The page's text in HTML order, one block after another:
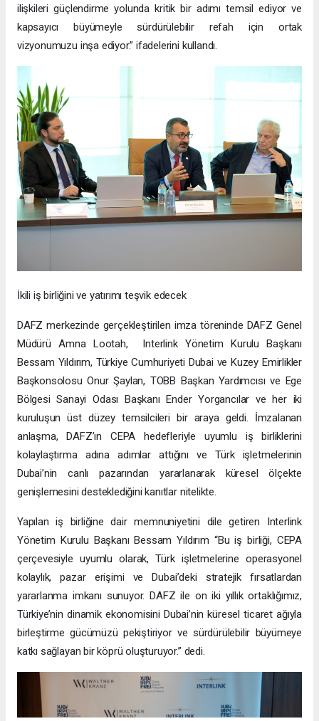
ilişkileri güçlendirme yolunda kritik bir adımı temsil ediyor ve
kapsayıcı büyümeyle sürdürülebilir refah için ortak
vizyonumuzu inşa ediyor.” ifadelerini kullandı.
İkili iş birliğini ve yatırımı teşvik edecek
DAFZ merkezinde gerçekleştirilen imza töreninde DAFZ Genel
Müdürü Amna Lootah, Interlink Yönetim Kurulu Başkanı
Bessam Yıldırım, Türkiye Cumhuriyeti Dubai ve Kuzey Emirlikler
Başkonsolosu Onur Şaylan, TOBB Başkan Yardımcısı ve Ege
Bölgesi Sanayi Odası Başkanı Ender Yorgancılar ve her iki
kuruluşun üst düzey temsilcileri bir araya geldi. İmzalanan
anlaşma, DAFZ’ın CEPA hedefleriyle uyumlu iş birliklerini
kolaylaştırma adına adımlar attığını ve Türk işletmelerinin
Dubai’nin canlı pazarından yararlanarak küresel ölçekte
genişlemesini desteklediğini kanıtlar nitelikte.
Yapılan iş birliğine dair memnuniyetini dile getiren Interlink
Yönetim Kurulu Başkanı Bessam Yıldırım “Bu iş birliği, CEPA
çerçevesiyle uyumlu olarak, Türk işletmelerine operasyonel
kolaylık, pazar erişimi ve Dubai’deki stratejik fırsatlardan
yararlanma imkanı sunuyor. DAFZ ile on iki yıllık ortaklığımız,
Türkiye’nin dinamik ekonomisini Dubai’nin küresel ticaret ağıyla
birleştirme gücümüzü pekiştiriyor ve sürdürülebilir büyümeye
katkı sağlayan bir köprü oluşturuyor.” dedi.